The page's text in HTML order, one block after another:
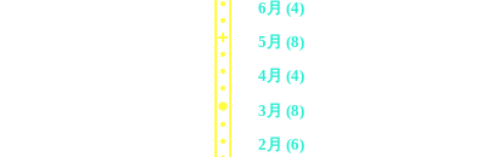
6月 (4)
5月 (8)
4月 (4)
3月 (8)
2月 (6)